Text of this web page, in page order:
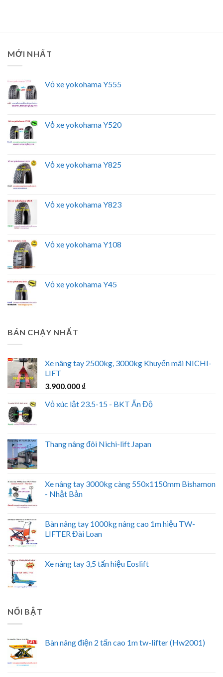
MỚI NHẤT
Vỏ xe yokohama Y555
Vỏ xe yokohama Y520
Vỏ xe yokohama Y825
Vỏ xe yokohama Y823
Vỏ xe yokohama Y108
Vỏ xe yokohama Y45
BÁN CHẠY NHẤT
Xe nâng tay 2500kg, 3000kg Khuyến mãi NICHI-
LIFT
3.900.000 ₫
Vỏ xúc lật 23.5-15 - BKT Ấn Độ
Thang nâng đôi Nichi-lift Japan
Xe nâng tay 3000kg càng 550x1150mm Bishamon
- Nhật Bản
Bàn nâng tay 1000kg nâng cao 1m hiệu TW-
LIFTER Đài Loan
Xe nâng tay 3,5 tấn hiệu Eoslift
NỔI BẬT
Bàn nâng điện 2 tấn cao 1m tw-lifter (Hw2001)